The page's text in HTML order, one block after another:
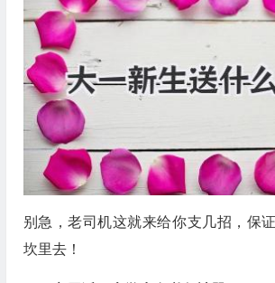
别急，老司机这就来给你支几招，保
坎里去！